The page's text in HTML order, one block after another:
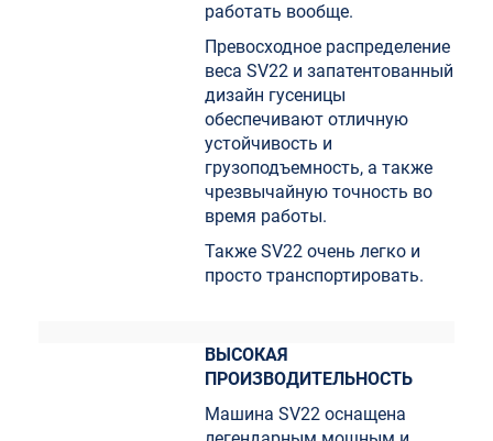
работать вообще.
Превосходное распределение
веса SV22 и запатентованный
дизайн гусеницы
обеспечивают отличную
устойчивость и
грузоподъемность, а также
чрезвычайную точность во
время работы.
Также SV22 очень легко и
просто транспортировать.
ВЫСОКАЯ
ПРОИЗВОДИТЕЛЬНОСТЬ
Машина SV22 оснащена